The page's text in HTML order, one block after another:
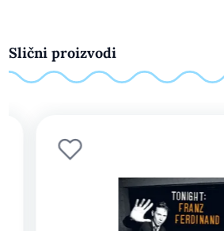
Slični proizvodi